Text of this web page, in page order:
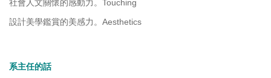
社會人文關懷的感動力。Touching
設計美學鑑賞的美感力。Aesthetics
系主任的話